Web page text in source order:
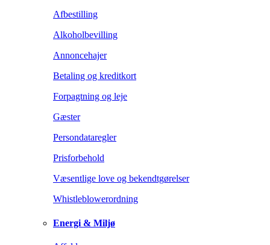
Afbestilling
Alkoholbevilling
Annoncehajer
Betaling og kreditkort
Forpagtning og leje
Gæster
Persondataregler
Prisforbehold
Væsentlige love og bekendtgørelser
Whistleblowerordning
Energi & Miljø